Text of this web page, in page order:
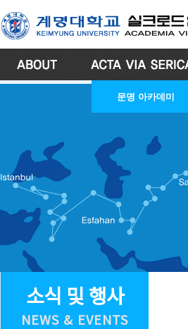
문명 아카데미
소식 및 행사
NEWS & EVENTS